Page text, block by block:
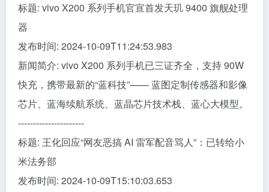
标题: vivo X200 系列手机官宣首发天玑 9400 旗舰处理
器
发布时间: 2024-10-09T11:24:53.983
新闻简介: vivo X200 系列手机已三证齐全，支持 90W
快充，携带最新的“蓝科技”—— 蓝图定制传感器和影像
芯片、蓝海续航系统、蓝晶芯片技术栈、蓝心大模型。
----------------------
标题: 王化回应“网友恶搞 AI 雷军配音骂人”：已转给小
米法务部
发布时间: 2024-10-09T15:10:03.653